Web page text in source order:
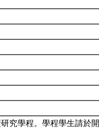
究學程。學程學生請於開